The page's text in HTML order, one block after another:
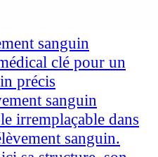
sanguin
clé pour un
précis
sanguin
irremplaçable dans
sanguin.